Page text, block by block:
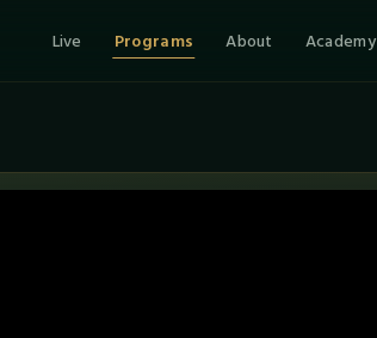
Live Programs About Academy